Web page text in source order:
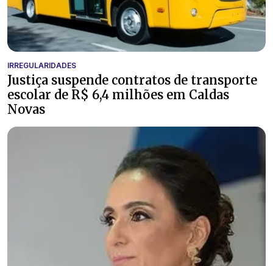
IRREGULARIDADES
Justiça suspende contratos de transporte
escolar de R$ 6,4 milhões em Caldas
Novas